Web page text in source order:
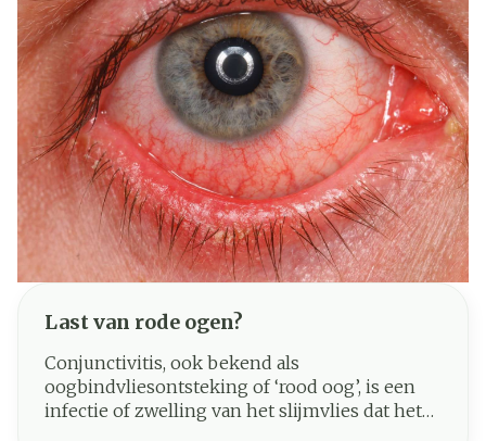
Last van rode ogen?
Conjunctivitis, ook bekend als
oogbindvliesontsteking of ‘rood oog’, is een
infectie of zwelling van het slijmvlies dat het